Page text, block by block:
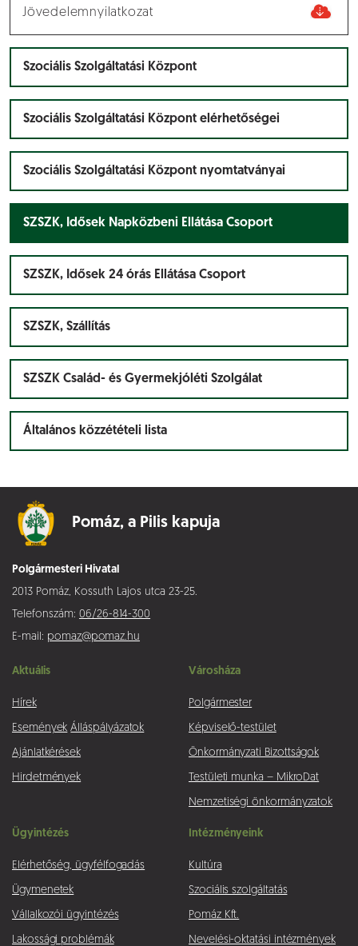
Jövedelemnyilatkozat
Szociális Szolgáltatási Központ
Szociális Szolgáltatási Központ elérhetőségei
Szociális Szolgáltatási Központ nyomtatványai
SZSZK, Idősek Napközbeni Ellátása Csoport
SZSZK, Idősek 24 órás Ellátása Csoport
SZSZK, Szállítás
SZSZK Család- és Gyermekjóléti Szolgálat
Általános közzétételi lista
Pomáz, a Pilis kapuja
Polgármesteri Hivatal
2013 Pomáz, Kossuth Lajos utca 23-25.
Telefonszám: 06/26-814-300
E-mail: pomaz@pomaz.hu
Aktuális
Hírek
Események Álláspályázatok
Ajánlatkérések
Hirdetmények
Városháza
Polgármester
Képviselő-testület
Önkormányzati Bizottságok
Testületi munka – MikroDat
Nemzetiségi önkormányzatok
Ügyintézés
Elérhetőség, ügyfélfogadás
Ügymenetek
Vállalkozói ügyintézés
Lakossági problémák
Intézményeink
Kultúra
Szociális szolgáltatás
Pomáz Kft.
Nevelési-oktatási intézmények